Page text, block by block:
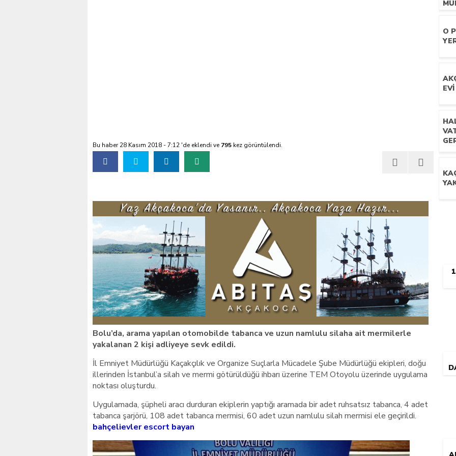
Bu haber 28 Kasım 2018 - 7:12 'de eklendi ve 795 kez görüntülendi.
Bolu’da, arama yapılan otomobilde tabanca ve uzun namlulu silaha ait mermilerle
yakalanan 2 kişi adliyeye sevk edildi.
İl Emniyet Müdürlüğü Kaçakçılık ve Organize Suçlarla Mücadele Şube Müdürlüğü ekipleri, doğu
illerinden İstanbul’a silah ve mermi götürüldüğü ihbarı üzerine TEM Otoyolu üzerinde uygulama
noktası oluşturdu.
Uygulamada, şüpheli aracı durduran ekiplerin yaptığı aramada bir adet ruhsatsız tabanca, 4 adet
tabanca şarjörü, 108 adet tabanca mermisi, 60 adet uzun namlulu silah mermisi ele geçirildi.
bahçelievler escort bayan
O